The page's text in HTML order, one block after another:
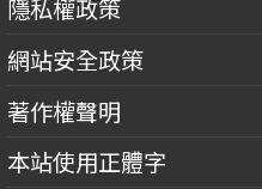
隱私權政策
網站安全政策
著作權聲明
本站使用正體字